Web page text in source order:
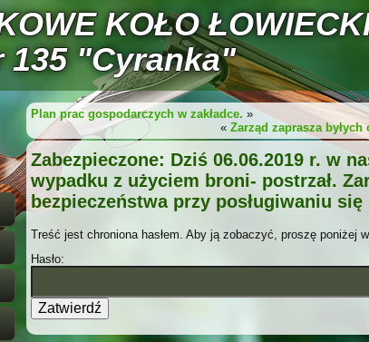
KOŁO
135 "Cyranka"
Plan prac gospodarczych w zakładce. »
« Zarząd zaprasza
Zabezpieczone: Dziś 06.06.2019 r. w
wypadku z użyciem broni- postrzał.
bezpieczeństwa przy posługiwaniu
Treść jest chroniona hasłem. Aby ją zobaczyć, proszę poniżej
Hasło: